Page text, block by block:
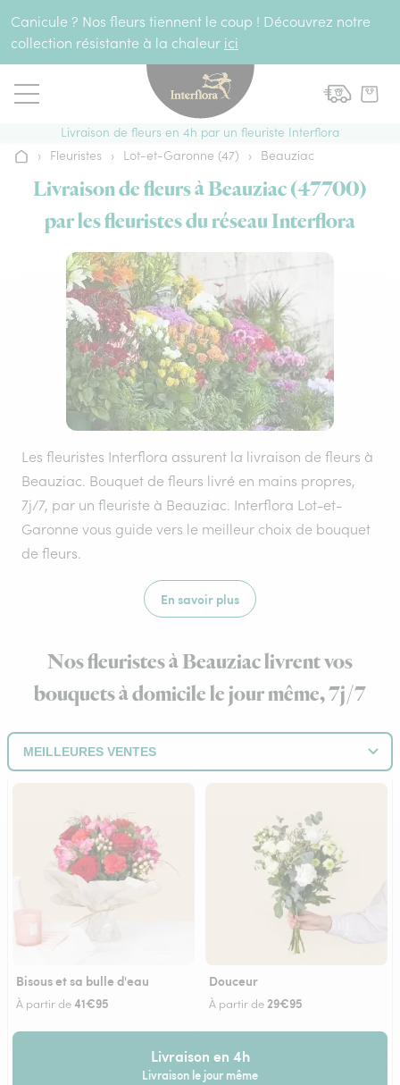
Canicule ? Nos fleurs tiennent le coup ! Découvrez notre
collection résistante à la chaleur ici
Livraison de fleurs en 4h par un fleuriste Interflora
Accueil
› Fleuristes › Lot-et-Garonne (47) › Beauziac
Livraison de fleurs à Beauziac (47700)
par les fleuristes du réseau Interflora
Les fleuristes Interflora assurent la livraison de fleurs à
Beauziac. Bouquet de fleurs livré en mains propres,
7j/7, par un fleuriste à Beauziac. Interflora Lot-et-
Garonne vous guide vers le meilleur choix de bouquet
de fleurs.
En savoir plus
Nos fleuristes à Beauziac livrent vos
bouquets à domicile le jour même, 7j/7
Bisous et sa bulle d'eau
À partir de41€95
Douceur
À partir de29€95
Livraison en 4h
Livraison le jour même